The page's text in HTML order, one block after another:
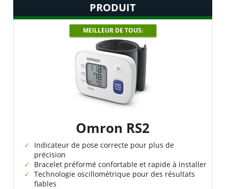
PRODUIT
MEILLEUR DE TOUS:
Omron RS2
Indicateur de pose correcte pour plus de
précision
Bracelet préformé confortable et rapide à installer
Technologie oscillométrique pour des résultats
fiables